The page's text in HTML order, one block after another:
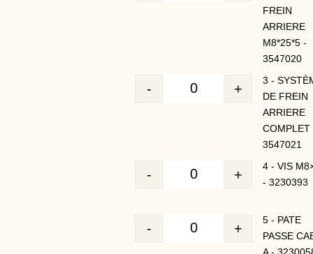
FREIN
ARRIERE
M8*25*5 -
3547020
Quantité
- +
3 -
DE FREIN
ARRIERE
COMPLET
3547021
Quantité
- +
4 - VIS
- 3230393
Quantité
- +
5 - PATE
PASSE